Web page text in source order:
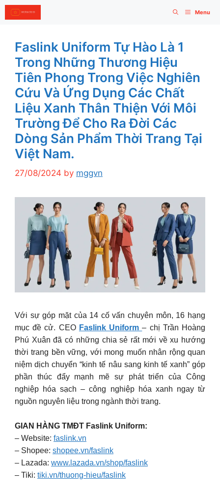
Skip
to
Menu
Faslink Uniform Tự Hào Là 1
Trong Những Thương Hiệu
Tiên Phong Trong Việc Nghiên
Cứu Và Ứng Dụng Các Chất
Liệu Xanh Thân Thiện Với Môi
Trường Để Cho Ra Đời Các
Dòng Sản Phẩm Thời Trang Tại
Việt Nam.
27/08/2024 by mggvn
Với sự góp mặt của 14 cố vấn chuyên môn, 16 hạng
mục đề cử. CEO Faslink Uniform– chị Trần Hoàng
Phú Xuân đã có những chia sẻ rất mới về xu hướng
thời trang bền vững, với mong muốn nhân rộng quan
niệm dịch chuyển “kinh tế nâu sang kinh tế xanh” góp
phần thúc đẩy mạnh mẽ sự phát triển của Công
nghiệp hóa sạch – công nghiệp hóa xanh ngay từ
nguồn nguyên liệu trong ngành thời trang.
GIAN HÀNG TMĐT Faslink Uniform:
– Website: faslink.vn
– Shopee: shopee.vn/faslink
– Lazada: www.lazada.vn/shop/faslink
– Tiki: tiki.vn/thuong-hieu/faslink